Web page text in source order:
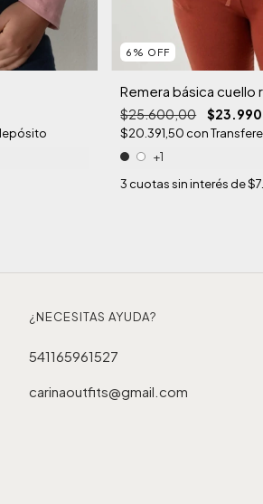
6 % OFF
Remera básica cuello
$25.600,00
$20.391,50 con
+1
3 cuotas sin interés de
¿NECESITAS AYUDA?
541165961527
carinaoutfits@gmail.com